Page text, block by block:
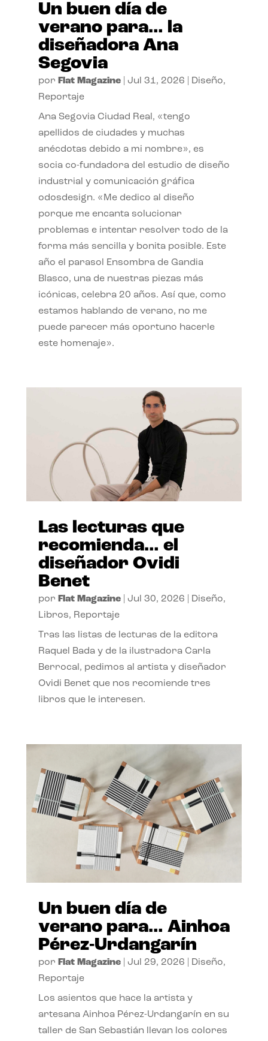
Un buen día de
verano para… la
diseñadora Ana
Segovia
por Flat Magazine| Jul 31, 2026 Diseño,
Reportaje
Ana Segovia Ciudad Real, «tengo
apellidos de ciudades y muchas
anécdotas debido a mi nombre», es
socia co-fundadora del estudio de diseño
industrial y comunicación gráfica
odosdesign. «Me dedico al diseño
porque me encanta solucionar
problemas e intentar resolver todo de la
forma más sencilla y bonita posible. Este
año el parasol Ensombra de Gandia
Blasco, una de nuestras piezas más
icónicas, celebra 20 años. Así que, como
estamos hablando de verano, no me
puede parecer más oportuno hacerle
este homenaje».
Las lecturas que
recomienda… el
diseñador Ovidi
Benet
por Flat Magazine| Jul 30, 2026 Diseño,
Libros, Reportaje
Tras las listas de lecturas de la editora
Raquel Bada y de la ilustradora Carla
Berrocal, pedimos al artista y diseñador
Ovidi Benet que nos recomiende tres
libros que le interesen.
Un buen día de
verano para… Ainhoa
Pérez-Urdangarín
por Flat Magazine| Jul 29, 2026 Diseño,
Reportaje
Los asientos que hace la artista y
artesana Ainhoa Pérez-Urdangarín en su
taller de San Sebastián llevan los colores